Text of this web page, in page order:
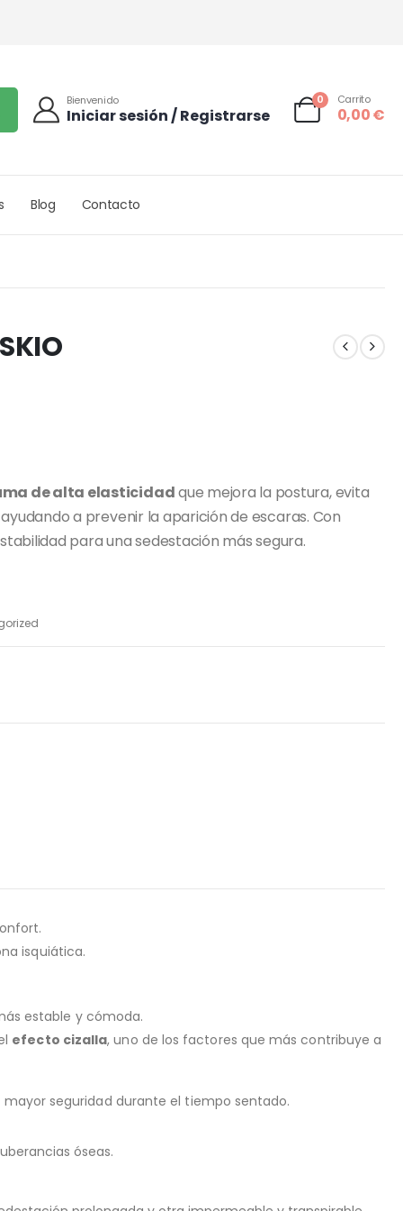
Bienvenido
Iniciar sesión / Registrarse
0 Carrito
0,00€
Blog Contacto
de alta elasticidadque mejora la postura, evita
ayudando a prevenir la aparición de escaras. Con
para una sedestación más segura.
isquiática.
estable y cómoda.
efecto cizalla, uno de los factores que más contribuye a
seguridad durante el tiempo sentado.
óseas.